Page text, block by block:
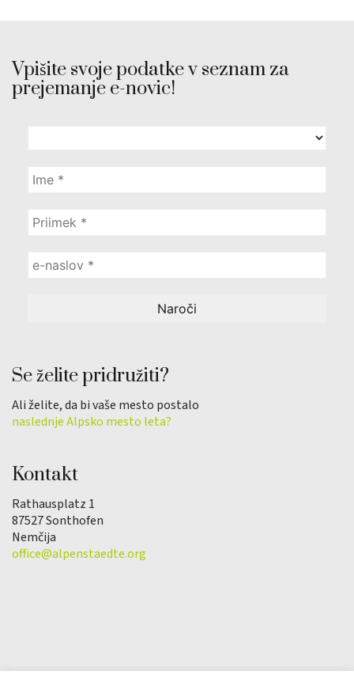
Vpišite svoje podatke v seznam za
prejemanje e-novic!
Se želite pridružiti?
Ali želite, da bi vaše mesto postalo
naslednje Alpsko mesto leta?
Kontakt
Rathausplatz 1
87527 Sonthofen
Nemčija
office@alpenstaedte.org